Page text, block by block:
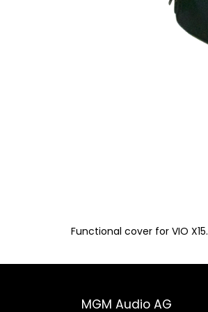
Functional cover for VIO X15.
MGM Audio AG